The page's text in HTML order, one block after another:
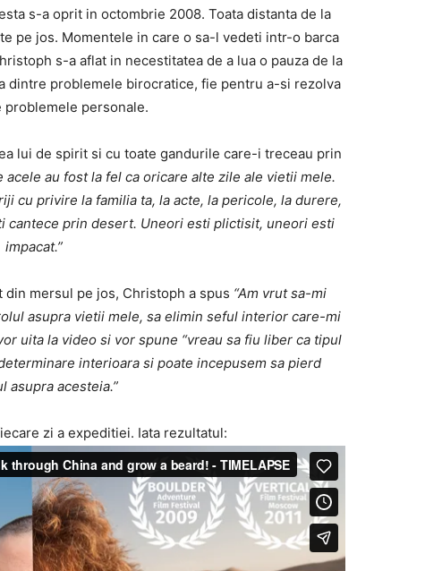
s-a oprit in octombrie 2008. Toata distanta de la
pe jos. Momentele in care o sa-l vedeti intr-o barca
s-a aflat in necestitatea de a lua o pauza de la
dintre problemele birocratice, fie pentru a-si rezolva
problemele personale.
lui de spirit si cu toate gandurile care-i treceau prin
acele au fost la fel ca oricare alte zile ale vietii mele.
cu privire la familia ta, la acte, la pericole, la durere,
cantece prin desert. Uneori esti plictisit, uneori esti
impacat.”
mersul pe jos, Christoph a spus “Am vrut sa-mi
asupra vietii mele, sa elimin seful interior care-mi
uita la video si vor spune “vreau sa fiu liber ca tipul
interioara si poate incepusem sa pierd
asupra acesteia.”
zi a expeditiei. Iata rezultatul: